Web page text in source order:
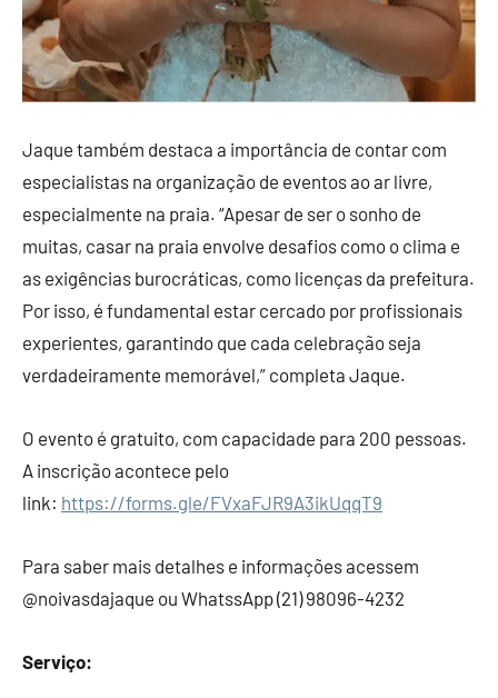
Jaque também destaca a importância de contar com
especialistas na organização de eventos ao ar livre,
especialmente na praia. “Apesar de ser o sonho de
muitas, casar na praia envolve desafios como o clima e
as exigências burocráticas, como licenças da prefeitura.
Por isso, é fundamental estar cercado por profissionais
experientes, garantindo que cada celebração seja
verdadeiramente memorável,” completa Jaque.
O evento é gratuito, com capacidade para 200 pessoas.
A inscrição acontece pelo
link: https://forms.gle/FVxaFJR9A3ikUqqT9
Para saber mais detalhes e informações acessem
@noivasdajaque ou WhatssApp (21) 98096-4232
Serviço: